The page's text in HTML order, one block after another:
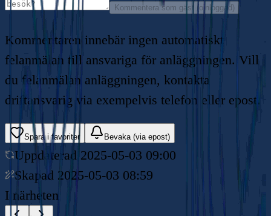
Kommentera som gäst (oinloggad)
Kommentaren innebär ingen automatiskt
felanmälan till ansvariga för anläggningen. Vill
du felanmälan anläggningen, kontakta
driftansvarig via exempelvis telefon eller epost.
Spara i favoriter Bevaka (via epost)
Uppdaterad2025-05-03 09:00
Skapad 2025-05-03 08:59
I närheten